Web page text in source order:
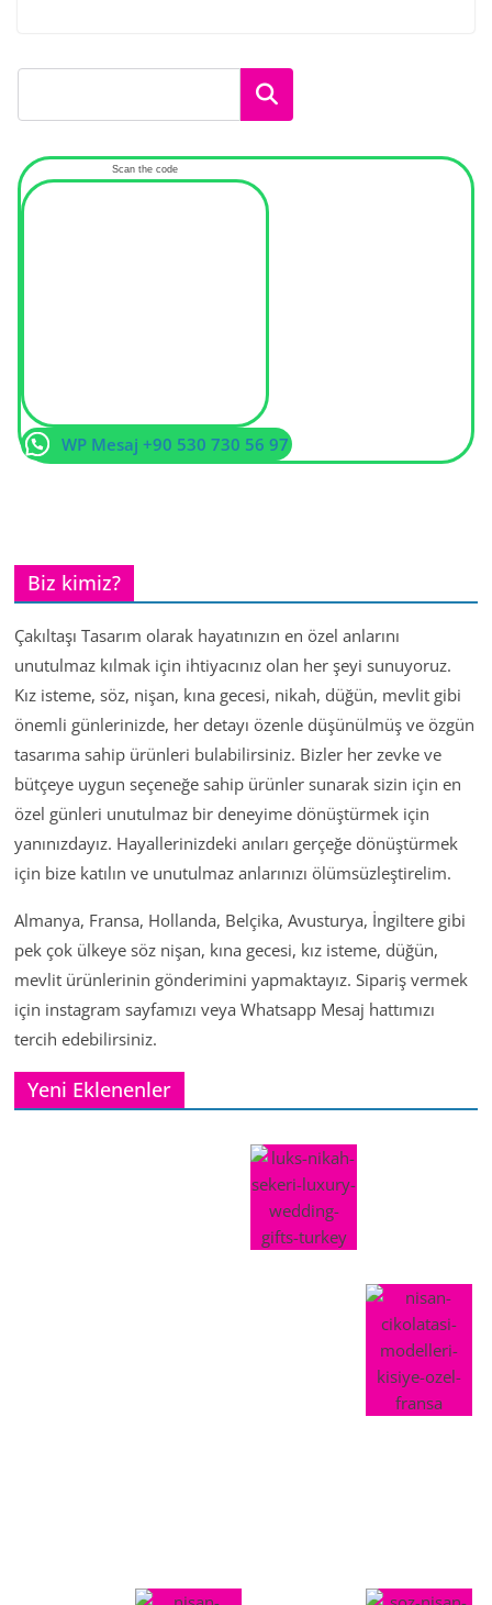
Ara
Scan the code
WP Mesaj +90 530 730 56 97
Biz kimiz?
Çakıltaşı Tasarım olarak hayatınızın en özel anlarını
unutulmaz kılmak için ihtiyacınız olan her şeyi sunuyoruz.
Kız isteme, söz, nişan, kına gecesi, nikah, düğün, mevlit gibi
önemli günlerinizde, her detayı özenle düşünülmüş ve özgün
tasarıma sahip ürünleri bulabilirsiniz. Bizler her zevke ve
bütçeye uygun seçeneğe sahip ürünler sunarak sizin için en
özel günleri unutulmaz bir deneyime dönüştürmek için
yanınızdayız. Hayallerinizdeki anıları gerçeğe dönüştürmek
için bize katılın ve unutulmaz anlarınızı ölümsüzleştirelim.
Almanya, Fransa, Hollanda, Belçika, Avusturya, İngiltere gibi
pek çok ülkeye söz nişan, kına gecesi, kız isteme, düğün,
mevlit ürünlerinin gönderimini yapmaktayız. Sipariş vermek
için instagram sayfamızı veya Whatsapp Mesaj hattımızı
tercih edebilirsiniz.
Yeni Eklenenler